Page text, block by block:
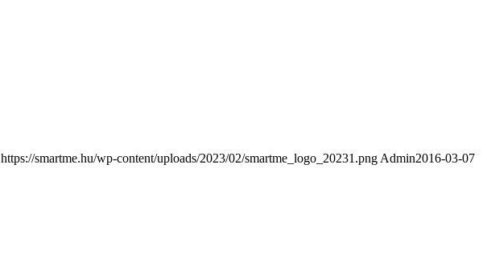
https://smartme.hu/wp-content/uploads/2023/02/smartme_logo_20231.png Admin2016-03-07